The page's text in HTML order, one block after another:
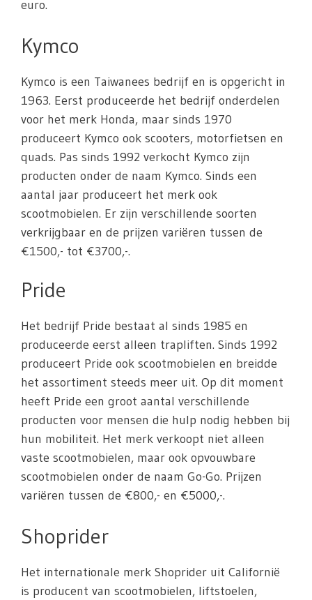
euro.
Kymco
Kymco is een Taiwanees bedrijf en is opgericht in
1963. Eerst produceerde het bedrijf onderdelen
voor het merk Honda, maar sinds 1970
produceert Kymco ook scooters, motorfietsen en
quads. Pas sinds 1992 verkocht Kymco zijn
producten onder de naam Kymco. Sinds een
aantal jaar produceert het merk ook
scootmobielen. Er zijn verschillende soorten
verkrijgbaar en de prijzen variëren tussen de
€1500,- tot €3700,-.
Pride
Het bedrijf Pride bestaat al sinds 1985 en
produceerde eerst alleen trapliften. Sinds 1992
produceert Pride ook scootmobielen en breidde
het assortiment steeds meer uit. Op dit moment
heeft Pride een groot aantal verschillende
producten voor mensen die hulp nodig hebben bij
hun mobiliteit. Het merk verkoopt niet alleen
vaste scootmobielen, maar ook opvouwbare
scootmobielen onder de naam Go-Go. Prijzen
variëren tussen de €800,- en €5000,-.
Shoprider
Het internationale merk Shoprider uit Californië
is producent van scootmobielen, liftstoelen,